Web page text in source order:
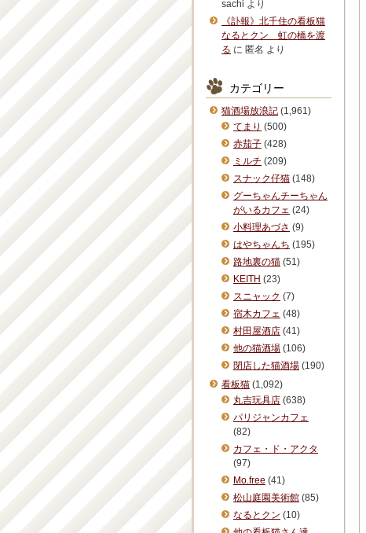
sachi より
《訃報》北千住の看板猫
なるとクン 虹の橋を渡
る に 匿名 より
カテゴリー
猫酒場放浪記 (1,961)
てまり (500)
赤茄子 (428)
ミルチ (209)
スナック仔猫 (148)
グーちゃんチーちゃん
がいるカフェ (24)
小料理あづさ (9)
はやちゃんち (195)
路地裏の猫 (51)
KEITH (23)
スニャック (7)
宿木カフェ (48)
村田屋酒店 (41)
他の猫酒場 (106)
閉店した猫酒場 (190)
看板猫 (1,092)
丸吉玩具店 (638)
パリジャンカフェ
(82)
カフェ・ド・アクタ
(97)
Mo.free (41)
松山庭園美術館 (85)
なるとクン (10)